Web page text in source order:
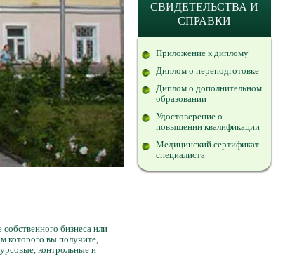
бизнеса или
которого вы получите,
контрольные и
СВИДЕТЕЛЬСТВА И
СПРАВКИ
Приложение к диплому
Диплом о переподготовке
Диплом о дополнительном
образовании
Удостоверение о
повышении квалификации
Медицинский сертификат
специалиста